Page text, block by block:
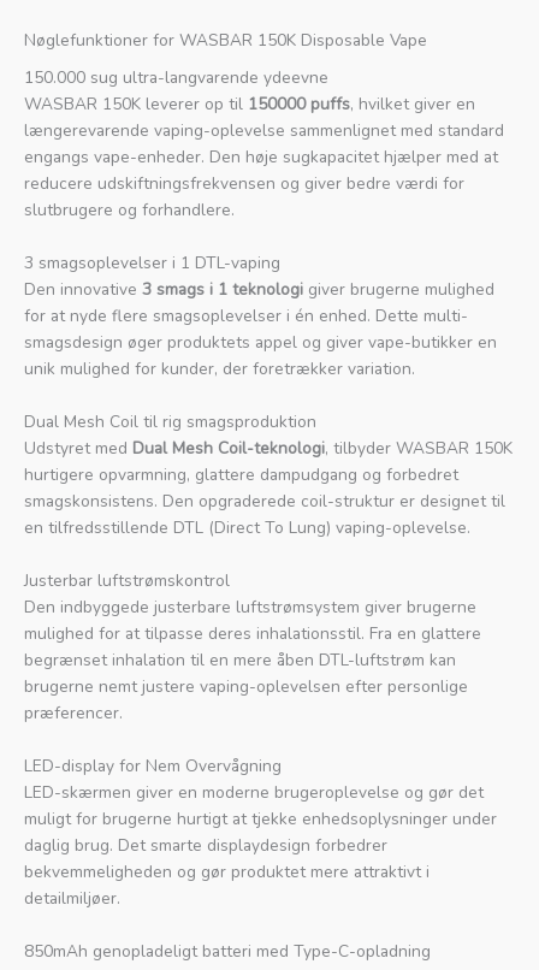
Nøglefunktioner for WASBAR 150K Disposable Vape
150.000 sug ultra-langvarende ydeevne
WASBAR 150K leverer op til 150000 puffs, hvilket giver en
længerevarende vaping-oplevelse sammenlignet med standard
engangs vape-enheder. Den høje sugkapacitet hjælper med at
reducere udskiftningsfrekvensen og giver bedre værdi for
slutbrugere og forhandlere.
3 smagsoplevelser i 1 DTL-vaping
Den innovative 3 smags i 1 teknologi giver brugerne mulighed
for at nyde flere smagsoplevelser i én enhed. Dette multi-
smagsdesign øger produktets appel og giver vape-butikker en
unik mulighed for kunder, der foretrækker variation.
Dual Mesh Coil til rig smagsproduktion
Udstyret med Dual Mesh Coil-teknologi, tilbyder WASBAR 150K
hurtigere opvarmning, glattere dampudgang og forbedret
smagskonsistens. Den opgraderede coil-struktur er designet til
en tilfredsstillende DTL (Direct To Lung) vaping-oplevelse.
Justerbar luftstrømskontrol
Den indbyggede justerbare luftstrømsystem giver brugerne
mulighed for at tilpasse deres inhalationsstil. Fra en glattere
begrænset inhalation til en mere åben DTL-luftstrøm kan
brugerne nemt justere vaping-oplevelsen efter personlige
præferencer.
LED-display for Nem Overvågning
LED-skærmen giver en moderne brugeroplevelse og gør det
muligt for brugerne hurtigt at tjekke enhedsoplysninger under
daglig brug. Det smarte displaydesign forbedrer
bekvemmeligheden og gør produktet mere attraktivt i
detailmiljøer.
850mAh genopladeligt batteri med Type-C-opladning